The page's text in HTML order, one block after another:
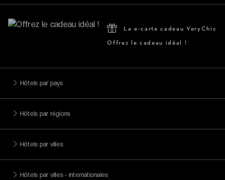
La e-carte cadeau VeryChic
Offrez le cadeau idéal !
Hôtels par pays
Hôtels par régions
Hôtels par villes
Hôtels par villes - internationales